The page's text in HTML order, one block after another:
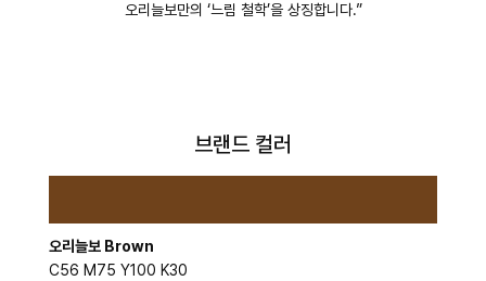
오리늘보만의 ‘느림 철학’을 상징합니다.”
브랜드 컬러
오리늘보 Brown
C56 M75 Y100 K30